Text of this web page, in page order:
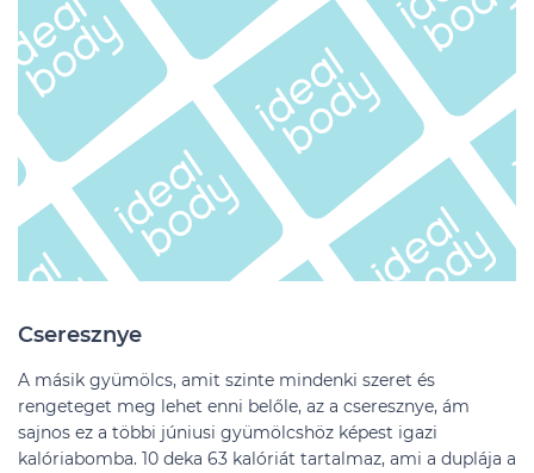
Cseresznye
A másik gyümölcs, amit szinte mindenki szeret és
rengeteget meg lehet enni belőle, az a cseresznye, ám
sajnos ez a többi júniusi gyümölcshöz képest igazi
kalóriabomba. 10 deka 63 kalóriát tartalmaz, ami a duplája a